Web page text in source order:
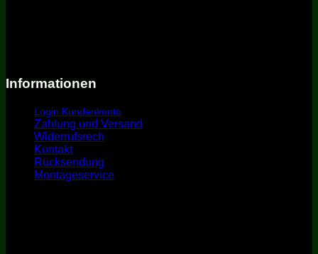
Informationen
Login Kundenkonto
Zahlung und Versand
Widerrufsrech
Kontakt
Rücksendung
Montageservice